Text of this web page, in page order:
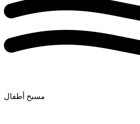
مسبح أطفال